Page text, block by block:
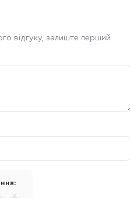
відгуку, залиште перший